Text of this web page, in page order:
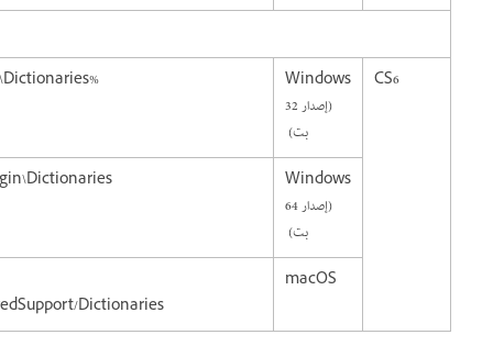
CS6
Windows
(إصدار 32
بت)
%ProgramFiles%\Common Files\Adobe\Linguistics\6.0\Providers\Plugins2\AdobeHunspellPlugin\Dictionaries
Windows
(إصدار 64
بت)
macOS
Dictionaries